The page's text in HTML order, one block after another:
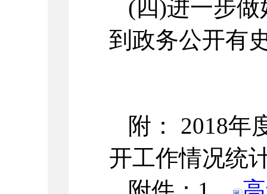
(四)进一步
到政务公开有
附： 2018年
开工作情况统